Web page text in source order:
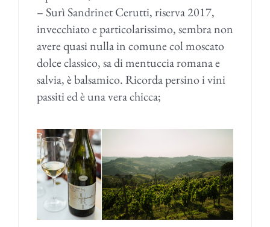
– Surì Sandrinet Cerutti, riserva 2017,
invecchiato e particolarissimo, sembra non
avere quasi nulla in comune col moscato
dolce classico, sa di mentuccia romana e
salvia, è balsamico. Ricorda persino i vini
passiti ed è una vera chicca;